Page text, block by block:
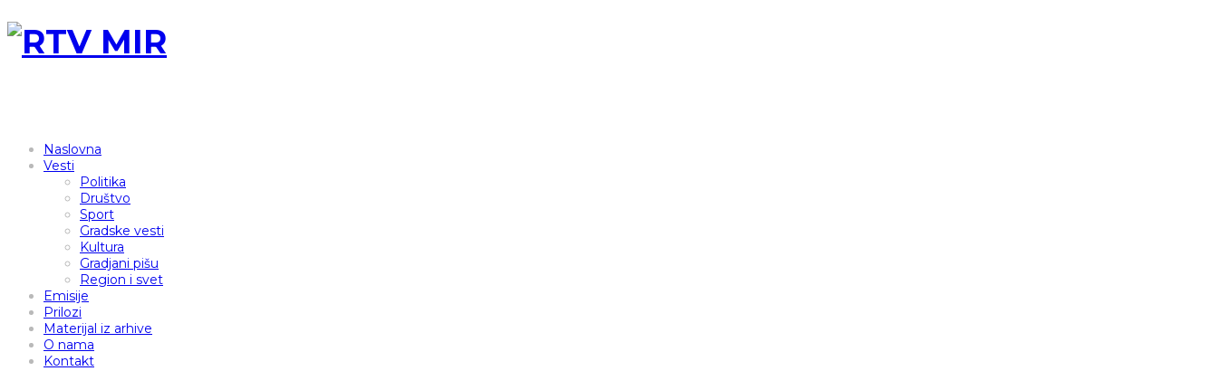
Naslovna
Vesti
Politika
Društvo
Sport
Gradske vesti
Kultura
Gradjani pišu
Region i svet
Emisije
Prilozi
Materijal iz arhive
O nama
Kontakt